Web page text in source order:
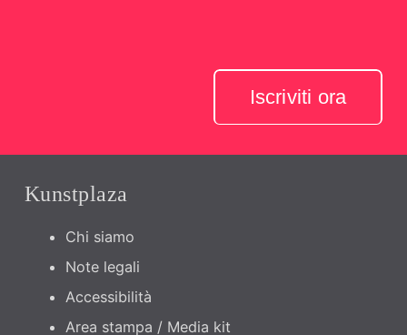
Iscriviti ora
Kunstplaza
Chi siamo
Note legali
Accessibilità
Area stampa / Media kit